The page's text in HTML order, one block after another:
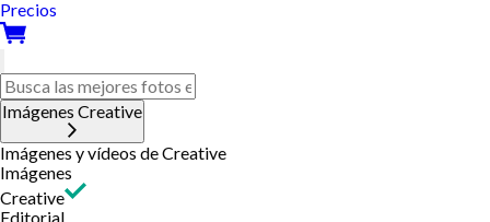
Precios
Imágenes Creative
Imágenes y vídeos de Creative
Imágenes
Creative
Editorial